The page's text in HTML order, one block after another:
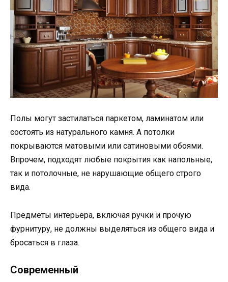
Полы могут застилаться паркетом, ламинатом или
состоять из натурального камня. А потолки
покрываются матовыми или сатиновыми обоями.
Впрочем, подходят любые покрытия как напольные,
так и потолочные, не нарушающие общего строго
вида.
Предметы интерьера, включая ручки и прочую
фурнитуру, не должны выделяться из общего вида и
бросаться в глаза.
Современный